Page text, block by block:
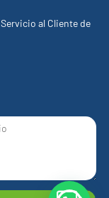
al Cliente de